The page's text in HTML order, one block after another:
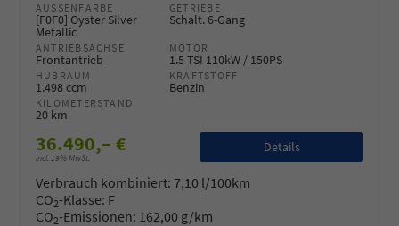
AUSSENFARBE
[F0F0] Oyster Silver
Metallic
GETRIEBE
Schalt. 6-Gang
ANTRIEBSACHSE
Frontantrieb
MOTOR
1.5 TSI 110kW / 150PS
HUBRAUM
1.498 ccm
KRAFTSTOFF
Benzin
KILOMETERSTAND
20 km
36.490,– €
incl. 19% MwSt.
Details
Verbrauch kombiniert: 7,10 l/100km
CO2-Klasse: F
CO2-Emissionen: 162,00 g/km